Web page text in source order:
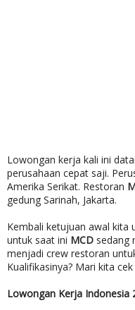
Lowongan kerja kali ini
perusahaan cepat saji.
Amerika Serikat. Restoran
gedung Sarinah, Jakarta.
Kembali ketujuan awal kita
untuk saat ini MCD sedang
menjadi crew restoran
Kualifikasinya? Mari kita
Lowongan Kerja Indonesia